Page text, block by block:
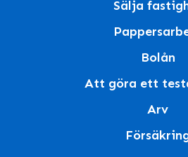
Sälja
Bolån
Att göra ett
Arv